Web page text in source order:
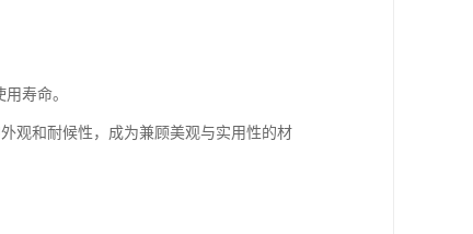
寿命。
观和耐候性，成为兼顾美观与实用性的材